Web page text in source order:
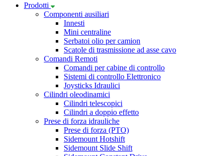
Prodotti
Componenti ausiliari
Innesti
Mini centraline
Serbatoi olio per camion
Scatole di trasmissione ad asse cavo
Comandi Remoti
Comandi per cabine di controllo
Sistemi di controllo Elettronico
Joysticks Idraulici
Cilindri oleodinamici
Cilindri telescopici
Cilindri a doppio effetto
Prese di forza idrauliche
Prese di forza (PTO)
Sidemount Hotshift
Sidemount Slide Shift